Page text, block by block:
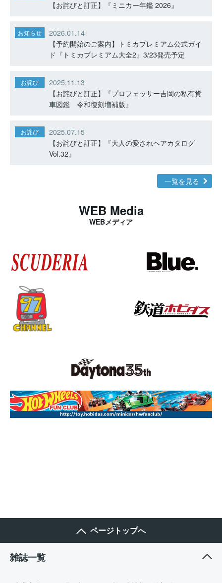
【お詫びと訂正】『ミニカー年鑑 2026』
お知らせ
2026.01.14
【予約開始のご案内】トミカプレミアム公式ガイ
ド『トミカプレミアム大全2』3/23発売予定
お詫び
2025.11.13
【お詫びと訂正】『プロフェッサー吉岡の私有貨
車図鑑 令和復刻増補版』
お詫び
2025.07.15
【お詫びと訂正】『大人の愛されヘアカタログ
Vol.32』
一覧を見る
WEB Media
WEBメディア
ページトップへ
雑誌一覧